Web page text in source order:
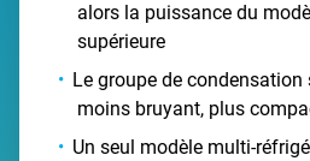
alors la puissance du
supérieure
Le groupe de condensation
moins bruyant, plus
Un seul modèle multi-